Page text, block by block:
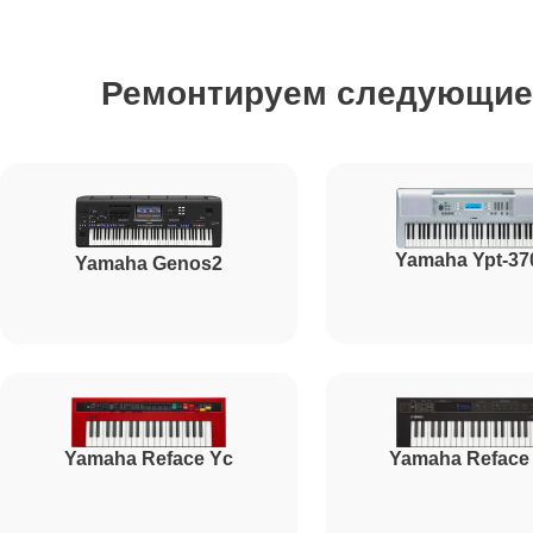
Чистка клавиатуры
Ремонт механизма клавиш
Ремонт клавиш и уплотнителей
Ремонтируем
Yamaha Genos2 Yamaha Ypt-
Yamaha Reface Yc Yamaha